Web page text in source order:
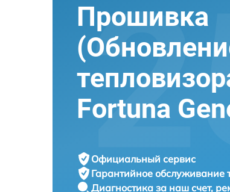
Прошивка
Fortuna
Официальный сервис
Гарантийное обслуживание
Диагностика за наш счет,